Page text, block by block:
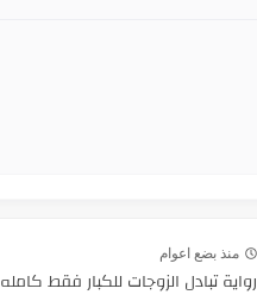
منذ بضع اعوام
رواية تبادل الزوجات للكبار فقط كامله